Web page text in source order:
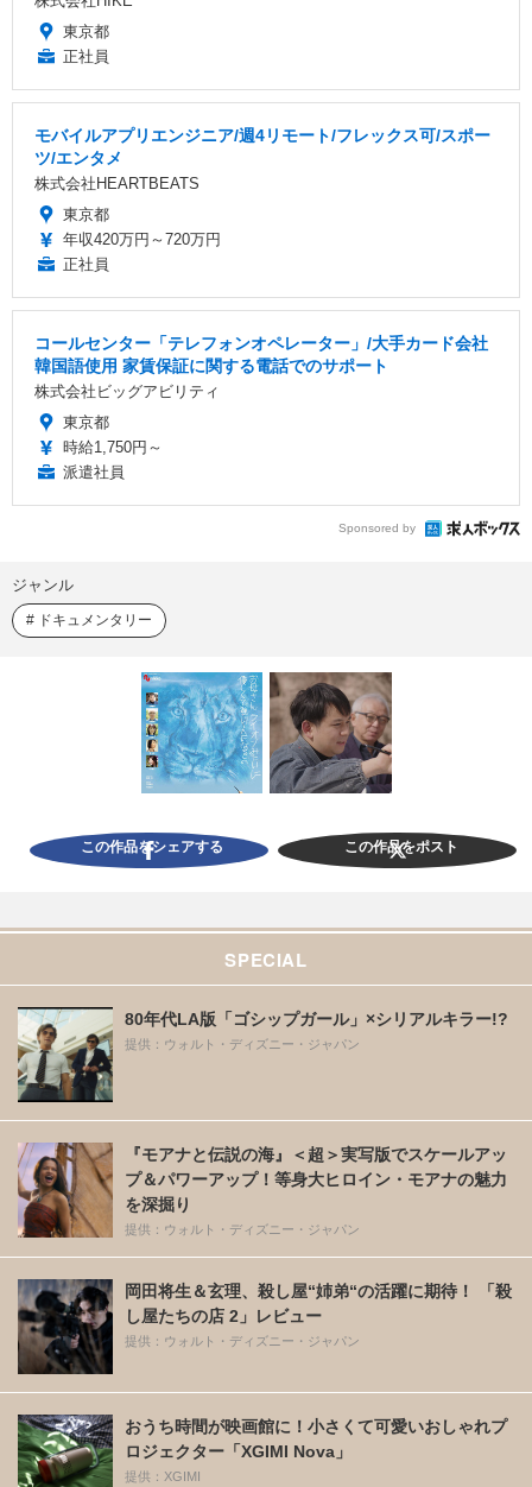
東京都
正社員
モバイルアプリエンジニア/週4リモート/フレックス可/スポー
ツ/エンタメ
株式会社HEARTBEATS
東京都
年収420万円～720万円
正社員
コールセンター「テレフォンオペレーター」/大手カード会社
韓国語使用 家賃保証に関する電話でのサポート
株式会社ビッグアビリティ
東京都
時給1,750円～
派遣社員
Sponsored by
ジャンル
ドキュメンタリー
この作品をシェアする この作品をポスト
SPECIAL
80年代LA版「ゴシップガール」×シリアルキラー!?
提供：ウォルト・ディズニー・ジャパン
『モアナと伝説の海』＜超＞実写版でスケールアッ
プ＆パワーアップ！等身大ヒロイン・モアナの魅力
を深掘り
提供：ウォルト・ディズニー・ジャパン
岡田将生＆玄理、殺し屋“姉弟“の活躍に期待！ 「殺
し屋たちの店 2」レビュー
提供：ウォルト・ディズニー・ジャパン
おうち時間が映画館に！小さくて可愛いおしゃれプ
ロジェクター「XGIMI Nova」
提供：XGIMI